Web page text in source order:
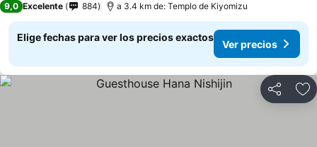
9,0 Excelente 884 a 3.4 km de: Templo de Kiyomizu
Elige fechas para ver los precios exactos
Ver precios
Compartir